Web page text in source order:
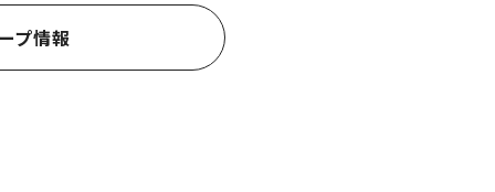
プ情報